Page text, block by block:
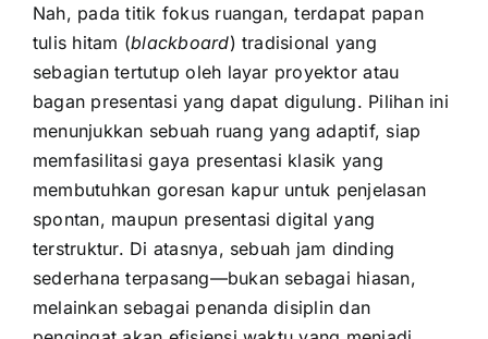
Nah, pada titik fokus ruangan, terdapat papan
tulis hitam (blackboard) tradisional yang
sebagian tertutup oleh layar proyektor atau
bagan presentasi yang dapat digulung. Pilihan ini
menunjukkan sebuah ruang yang adaptif, siap
memfasilitasi gaya presentasi klasik yang
membutuhkan goresan kapur untuk penjelasan
spontan, maupun presentasi digital yang
terstruktur. Di atasnya, sebuah jam dinding
sederhana terpasang—bukan sebagai hiasan,
melainkan sebagai penanda disiplin dan